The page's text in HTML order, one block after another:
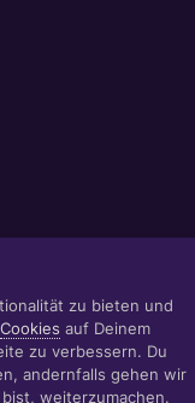
zu bieten und
Cookies auf Deinem
zu verbessern. Du
andernfalls gehen wir
weiterzumachen.